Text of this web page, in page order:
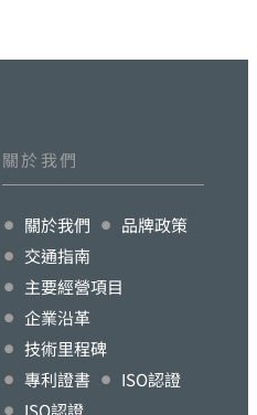
關於我們
關於我們
品牌政策
交通指南
主要經營項目
企業沿革
技術里程碑
專利證書
ISO認證
ISO認證